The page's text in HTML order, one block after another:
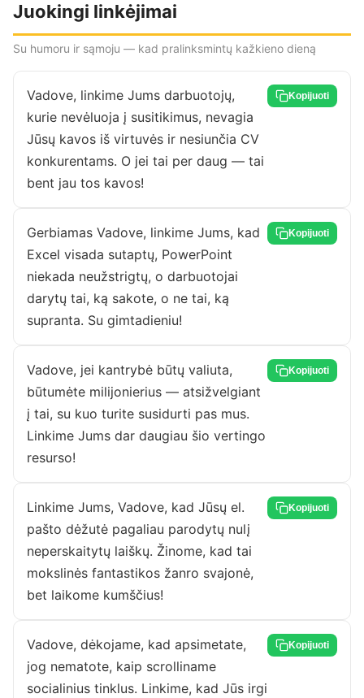
Juokingi linkėjimai
Su humoru ir sąmoju — kad pralinksmintų kažkieno dieną
Vadove, linkime Jums darbuotojų,
kurie nevėluoja į susitikimus, nevagia
Jūsų kavos iš virtuvės ir nesiunčia CV
konkurentams. O jei tai per daug — tai
bent jau tos kavos!
Kopijuoti
Gerbiamas Vadove, linkime Jums, kad
Excel visada sutaptų, PowerPoint
niekada neužstrigtų, o darbuotojai
darytų tai, ką sakote, o ne tai, ką
supranta. Su gimtadieniu!
Kopijuoti
Vadove, jei kantrybė būtų valiuta,
būtumėte milijonierius — atsižvelgiant
į tai, su kuo turite susidurti pas mus.
Linkime Jums dar daugiau šio vertingo
resurso!
Kopijuoti
Linkime Jums, Vadove, kad Jūsų el.
pašto dėžutė pagaliau parodytų nulį
neperskaitytų laiškų. Žinome, kad tai
mokslinės fantastikos žanro svajonė,
bet laikome kumščius!
Kopijuoti
Vadove, dėkojame, kad apsimetate,
jog nematote, kaip scrolliname
socialinius tinklus. Linkime, kad Jūs irgi
Kopijuoti